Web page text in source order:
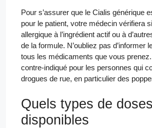
Pour s’assurer que le Cialis générique
pour le patient, votre médecin vérifiera
allergique à l’ingrédient actif ou à
de la formule. N’oubliez pas d’informer
tous les médicaments que vous
contre-indiqué pour les personnes qui
drogues de rue, en particulier des
Quels types de
disponibles